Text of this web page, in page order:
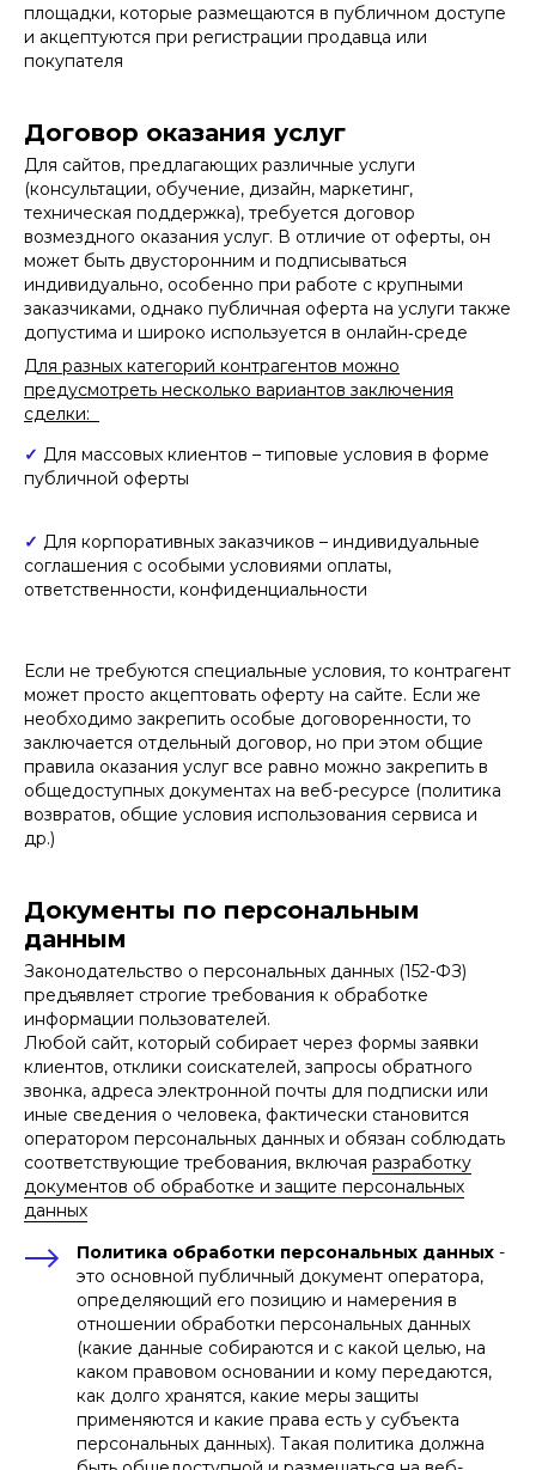
площадки, которые размещаются в публичном доступе
и акцептуются при регистрации продавца или
покупателя
Договор оказания услуг
Для сайтов, предлагающих различные услуги
(консультации, обучение, дизайн, маркетинг,
техническая поддержка), требуется договор
возмездного оказания услуг. В отличие от оферты, он
может быть двусторонним и подписываться
индивидуально, особенно при работе с крупными
заказчиками, однако публичная оферта на услуги также
допустима и широко используется в онлайн‑среде
Для разных категорий контрагентов можно
предусмотреть несколько вариантов заключения
сделки:
✓ Для массовых клиентов – типовые условия в форме
публичной оферты
✓ Для корпоративных заказчиков – индивидуальные
соглашения с особыми условиями оплаты,
ответственности, конфиденциальности
Если не требуются специальные условия, то контрагент
может просто акцептовать оферту на сайте. Если же
необходимо закрепить особые договоренности, то
заключается отдельный договор, но при этом общие
правила оказания услуг все равно можно закрепить в
общедоступных документах на веб-ресурсе (политика
возвратов, общие условия использования сервиса и
др.)
Документы по персональным
данным
Законодательство о персональных данных (152-ФЗ)
предъявляет строгие требования к обработке
информации пользователей.
Любой сайт, который собирает через формы заявки
клиентов, отклики соискателей, запросы обратного
звонка, адреса электронной почты для подписки или
иные сведения о человека, фактически становится
оператором персональных данных и обязан соблюдать
соответствующие требования, включая разработку
документов об обработке и защите персональных
данных
Политика обработки персональных данных -
это основной публичный документ оператора,
определяющий его позицию и намерения в
отношении обработки персональных данных
(какие данные собираются и с какой целью, на
каком правовом основании и кому передаются,
как долго хранятся, какие меры защиты
применяются и какие права есть у субъекта
персональных данных). Такая политика должна